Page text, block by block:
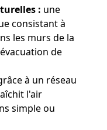
: une
consistant à
les murs de la
de
à un réseau
l'air
simple ou